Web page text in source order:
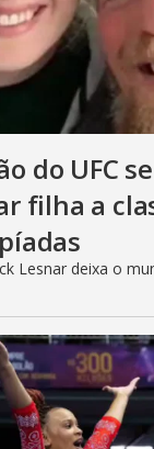
do UFC
filha a
Lesnar deixa o